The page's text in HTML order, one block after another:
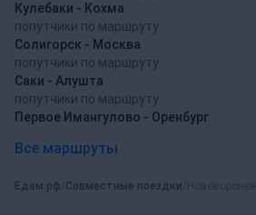
Кулебаки - Кохма
попутчики по маршруту
Солигорск - Москва
попутчики по маршруту
Саки - Алушта
попутчики по маршруту
Первое Имангулово - Оренбург
Все маршруты
Едем.рф Совместные поездки